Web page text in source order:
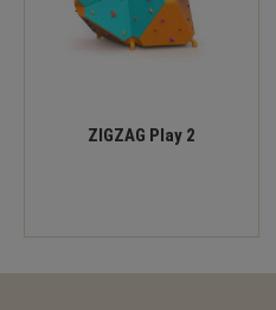
ZIGZAG Play 2